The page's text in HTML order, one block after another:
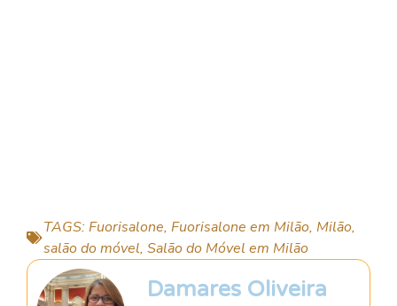
TAGS:Fuorisalone, Fuorisalone em Milão, Milão,
salão do móvel, Salão do Móvel em Milão
Damares Oliveira